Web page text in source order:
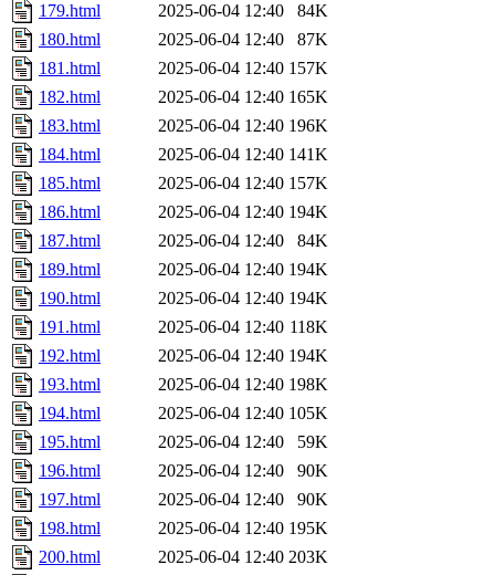
179.html
2025-06-04 12:40
84K
180.html
2025-06-04 12:40
87K
181.html
2025-06-04 12:40 157K
182.html
2025-06-04 12:40 165K
183.html
2025-06-04 12:40 196K
184.html
2025-06-04 12:40 141K
185.html
2025-06-04 12:40 157K
186.html
2025-06-04 12:40 194K
187.html
2025-06-04 12:40
84K
189.html
2025-06-04 12:40 194K
190.html
2025-06-04 12:40 194K
191.html
2025-06-04 12:40 118K
192.html
2025-06-04 12:40 194K
193.html
2025-06-04 12:40 198K
194.html
2025-06-04 12:40 105K
195.html
2025-06-04 12:40
59K
196.html
2025-06-04 12:40
90K
197.html
2025-06-04 12:40
90K
198.html
2025-06-04 12:40 195K
200.html
2025-06-04 12:40 203K